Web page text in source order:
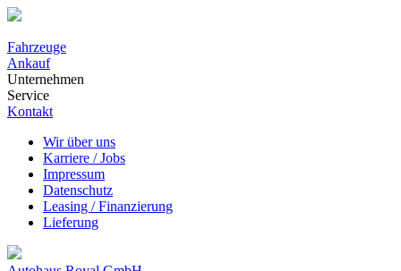
Fahrzeuge
Ankauf
Unternehmen
Service
Kontakt
Wir über uns
Karriere / Jobs
Impressum
Datenschutz
Leasing / Finanzierung
Lieferung